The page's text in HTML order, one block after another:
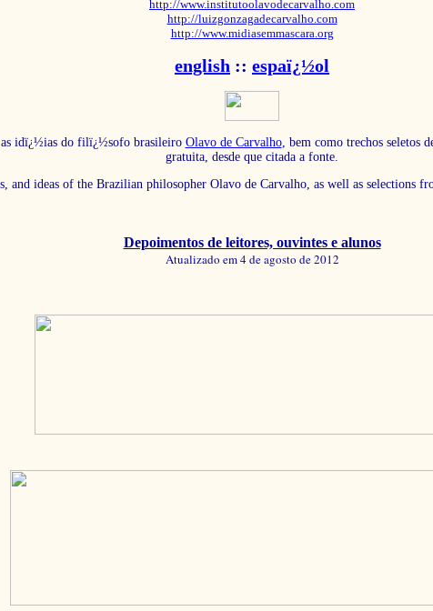
http://www.institutoolavodecarvalho.com
http://luizgonzagadecarvalho.com
http://www.midiasemmascara.org
english :: espaï¿½ol
idï¿½ias do filï¿½sofo brasileiro Olavo de Carvalho, bem como trechos seletos
gratuita, desde que citada a fonte.
ideas of the Brazilian philosopher Olavo de Carvalho, as well as selections
Depoimentos de leitores, ouvintes e alunos
Atualizado em 4 de agosto de 2012